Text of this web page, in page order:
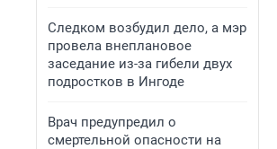
Следком возбудил дело, а мэр
провела внеплановое
заседание из-за гибели двух
подростков в Ингоде
Врач предупредил о
смертельной опасности на